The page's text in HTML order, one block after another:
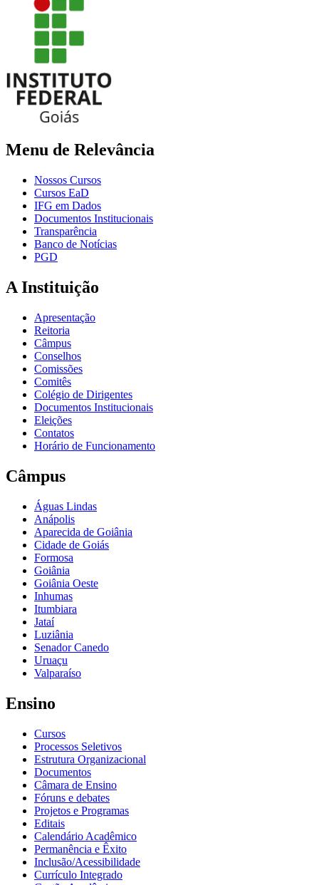
Menu de Relevância
Nossos Cursos
Cursos EaD
IFG em Dados
Documentos Institucionais
Transparência
Banco de Notícias
PGD
A Instituição
Apresentação
Reitoria
Câmpus
Conselhos
Comissões
Comitês
Colégio de Dirigentes
Documentos Institucionais
Eleições
Contatos
Horário de Funcionamento
Câmpus
Águas Lindas
Anápolis
Aparecida de Goiânia
Cidade de Goiás
Formosa
Goiânia
Goiânia Oeste
Inhumas
Itumbiara
Jataí
Luziânia
Senador Canedo
Uruaçu
Valparaíso
Ensino
Cursos
Processos Seletivos
Estrutura Organizacional
Documentos
Câmara de Ensino
Fóruns e debates
Projetos e Programas
Editais
Calendário Acadêmico
Permanência e Êxito
Inclusão/Acessibilidade
Currículo Integrado